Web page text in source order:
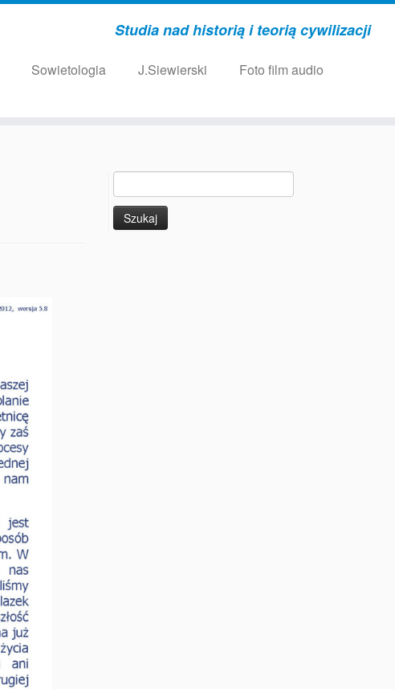
Studia nad historią i teorią cywilizacji
Sowietologia J.Siewierski
Foto film audio